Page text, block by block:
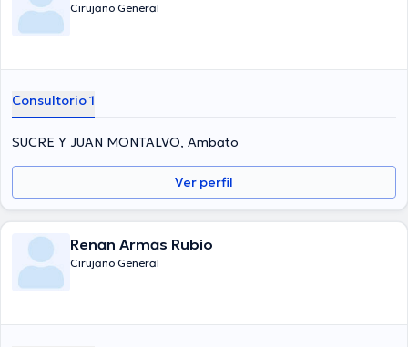
Cirujano General
Consultorio 1
SUCRE Y JUAN MONTALVO, Ambato
Ver perfil
Renan Armas Rubio
Cirujano General